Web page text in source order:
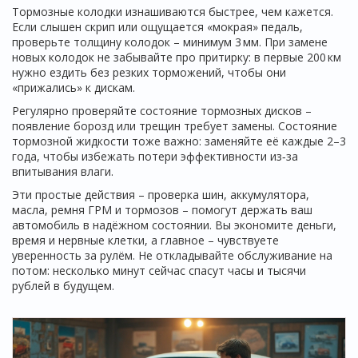
Тормозные колодки изнашиваются быстрее, чем кажется.
Если слышен скрип или ощущается «мокрая» педаль,
проверьте толщину колодок – минимум 3 мм. При замене
новых колодок не забывайте про притирку: в первые 200 км
нужно ездить без резких торможений, чтобы они
«прижались» к дискам.
Регулярно проверяйте состояние тормозных дисков –
появление борозд или трещин требует замены. Состояние
тормозной жидкости тоже важно: заменяйте её каждые 2–3
года, чтобы избежать потери эффективности из‑за
впитывания влаги.
Эти простые действия – проверка шин, аккумулятора,
масла, ремня ГРМ и тормозов – помогут держать ваш
автомобиль в надёжном состоянии. Вы экономите деньги,
время и нервные клетки, а главное – чувствуете
уверенность за рулём. Не откладывайте обслуживание на
потом: несколько минут сейчас спасут часы и тысячи
рублей в будущем.